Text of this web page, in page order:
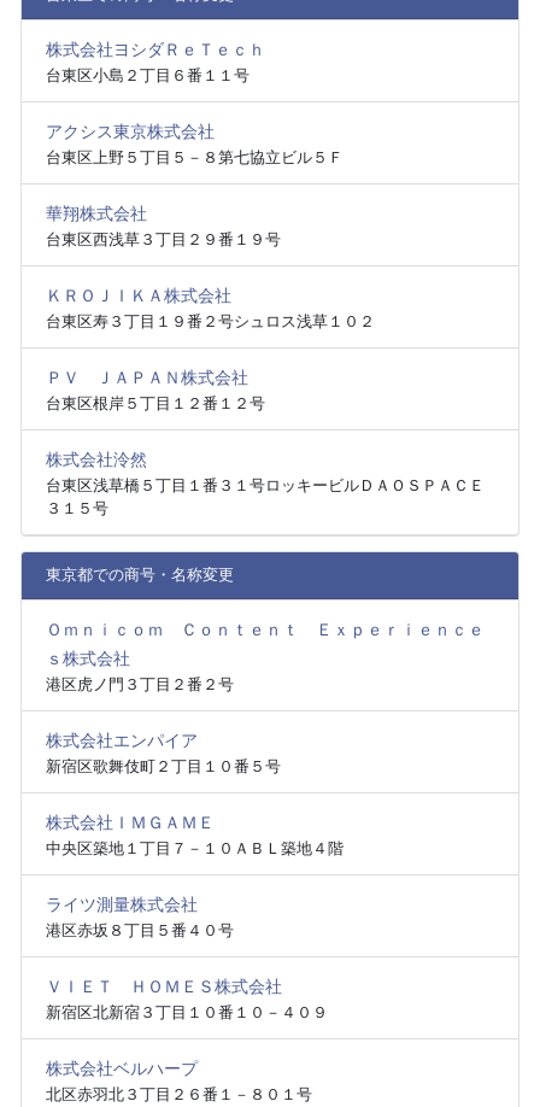
株式会社ヨシダＲｅＴｅｃｈ
台東区小島２丁目６番１１号
アクシス東京株式会社
台東区上野５丁目５－８第七協立ビル５Ｆ
華翔株式会社
台東区西浅草３丁目２９番１９号
ＫＲＯＪＩＫＡ株式会社
台東区寿３丁目１９番２号シュロス浅草１０２
ＰＶ ＪＡＰＡＮ株式会社
台東区根岸５丁目１２番１２号
株式会社泠然
台東区浅草橋５丁目１番３１号ロッキービルＤＡＯＳＰＡＣＥ
３１５号
東京都での商号・名称変更
Ｏｍｎｉｃｏｍ Ｃｏｎｔｅｎｔ Ｅｘｐｅｒｉｅｎｃｅ
ｓ株式会社
港区虎ノ門３丁目２番２号
株式会社エンパイア
新宿区歌舞伎町２丁目１０番５号
株式会社ＩＭＧＡＭＥ
中央区築地１丁目７－１０ＡＢＬ築地４階
ライツ測量株式会社
港区赤坂８丁目５番４０号
ＶＩＥＴ ＨＯＭＥＳ株式会社
新宿区北新宿３丁目１０番１０－４０９
株式会社ベルハープ
北区赤羽北３丁目２６番１－８０１号